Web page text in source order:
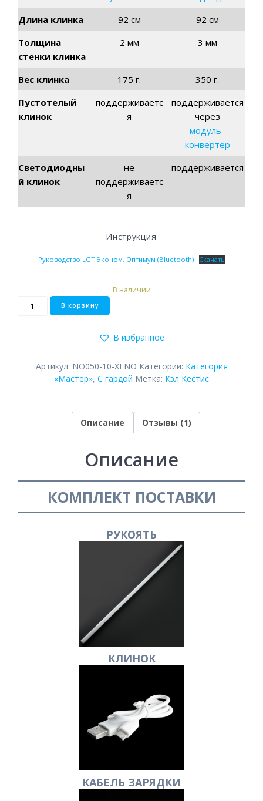
Длина клинка
92 см
92 см
Толщина
стенки клинка
2 мм 3 мм
Вес клинка 175 г.
350 г.
Пустотелый
клинок
поддерживаетс
я
поддерживается
через
модуль-
конвертер
Светодиодны
й клинок
не
поддерживаетс
я
поддерживается
Инструкция
Руководство LGT Эконом, Оптимум (Bluetooth) Скачать
В наличии
Количество
товара
В корзину
В избранное
Артикул: NO050-10-XENO Категории: Категория
«Мастер», С гардой Метка: Кэл Кестис
Описание Отзывы (1)
Описание
КОМПЛЕКТ ПОСТАВКИ
РУКОЯТЬ
КЛИНОК
КАБЕЛЬ ЗАРЯДКИ